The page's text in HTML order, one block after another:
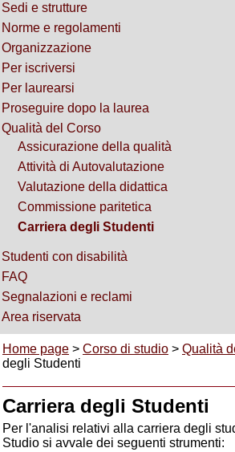
Sedi e strutture
Norme e regolamenti
Organizzazione
Per iscriversi
Per laurearsi
Proseguire dopo la laurea
Qualità del Corso
Assicurazione della qualità
Attività di Autovalutazione
Valutazione della didattica
Commissione paritetica
Carriera degli Studenti
Studenti con disabilità
FAQ
Segnalazioni e reclami
Area riservata
Home page > Corso di studio > Qualità
degli Studenti
Carriera degli Studenti
Per l'analisi relativi alla carriera degli
Studio si avvale dei seguenti strumenti: